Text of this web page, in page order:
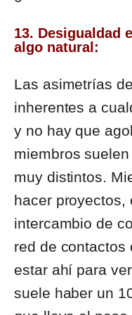
13. Desigualdad
algo natural:
Las asimetrías
inherentes a
y no hay que
miembros
muy distintos.
hacer proyectos,
intercambio de
red de contactos
estar ahí para
suele haber un